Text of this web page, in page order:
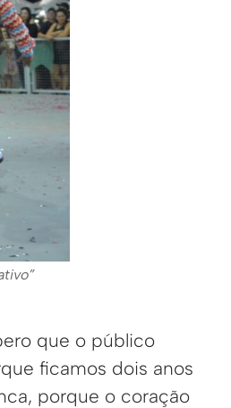
que o público
ficamos dois anos
porque o coração